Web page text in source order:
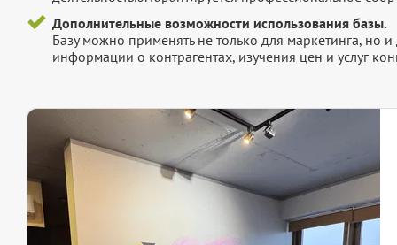
Дополнительные возможности использования базы.
Базу можно применять не только для маркетинга, но
информации о контрагентах, изучения цен и услуг